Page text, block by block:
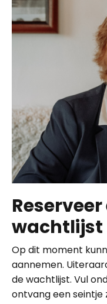
wachtlijst
Op dit moment
aannemen.
de wachtlijst. Vul
ontvang een seintje